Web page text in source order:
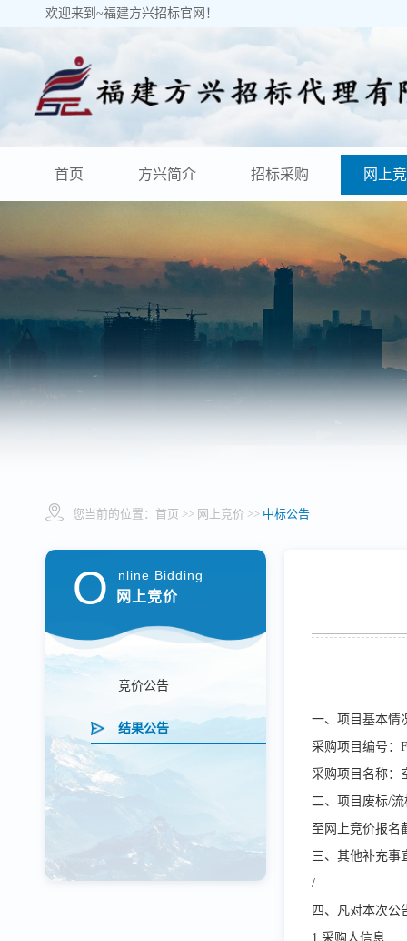
欢迎来到~福建方兴招标官网！
首页 方兴简介 招标采购 网上
您当前的位置： 首页 >> 网上竞价 >> 中标公告
O nline Bidding
网上竞价
竞价公告
结果公告
一、项目基本情
采购项目编号：
采购项目名称：
二、项目废标/流
至网上竞价报名
三、其他补充事
/
四、凡对本次公
1.采购人信息